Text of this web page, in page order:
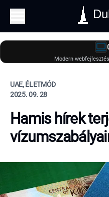
Modern
UAE, ÉLETMÓD
2025. 09. 28
Hamis hírek